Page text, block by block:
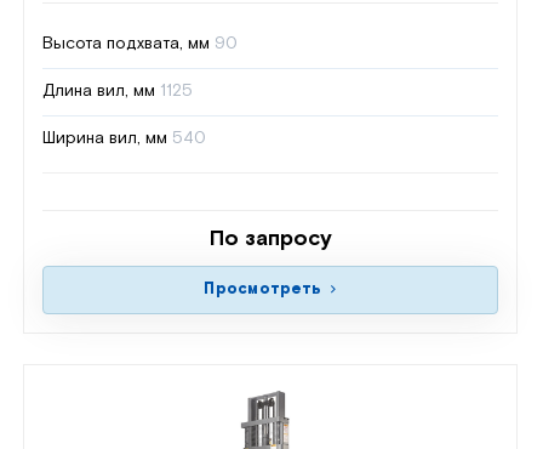
Высота подхвата, мм 90
Длина вил, мм 1125
Ширина вил, мм 540
По запросу
Просмотреть